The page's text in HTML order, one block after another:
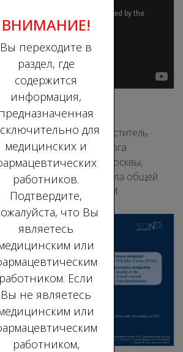
д.м.н., заместитель
специалиста-онколога
города Москвы,
научного отдела общей
А.С. Логинова ДЗМ
ВНИМАНИЕ!
Вы переходите в
раздел, где
содержится
информация,
предназначенная
для
медицинских и
работников.
Подтвердите,
что Вы
являетесь
или
работником. Если
Вы не являетесь
или
работником,